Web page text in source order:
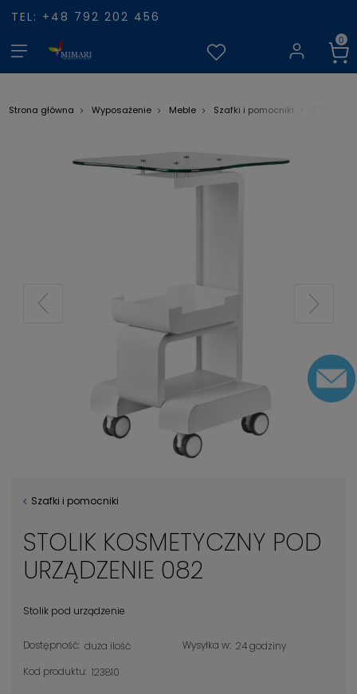
TEL: +48 792 202 456
Strona główna Wyposażenie Meble Szafki i pomocniki
Szafki i pomocniki
STOLIK KOSMETYCZNY POD
URZĄDZENIE 082
Stolik pod urządzenie
Dostępność: duża ilość Wysyłka w: 24 godziny
Kod produktu: 123810